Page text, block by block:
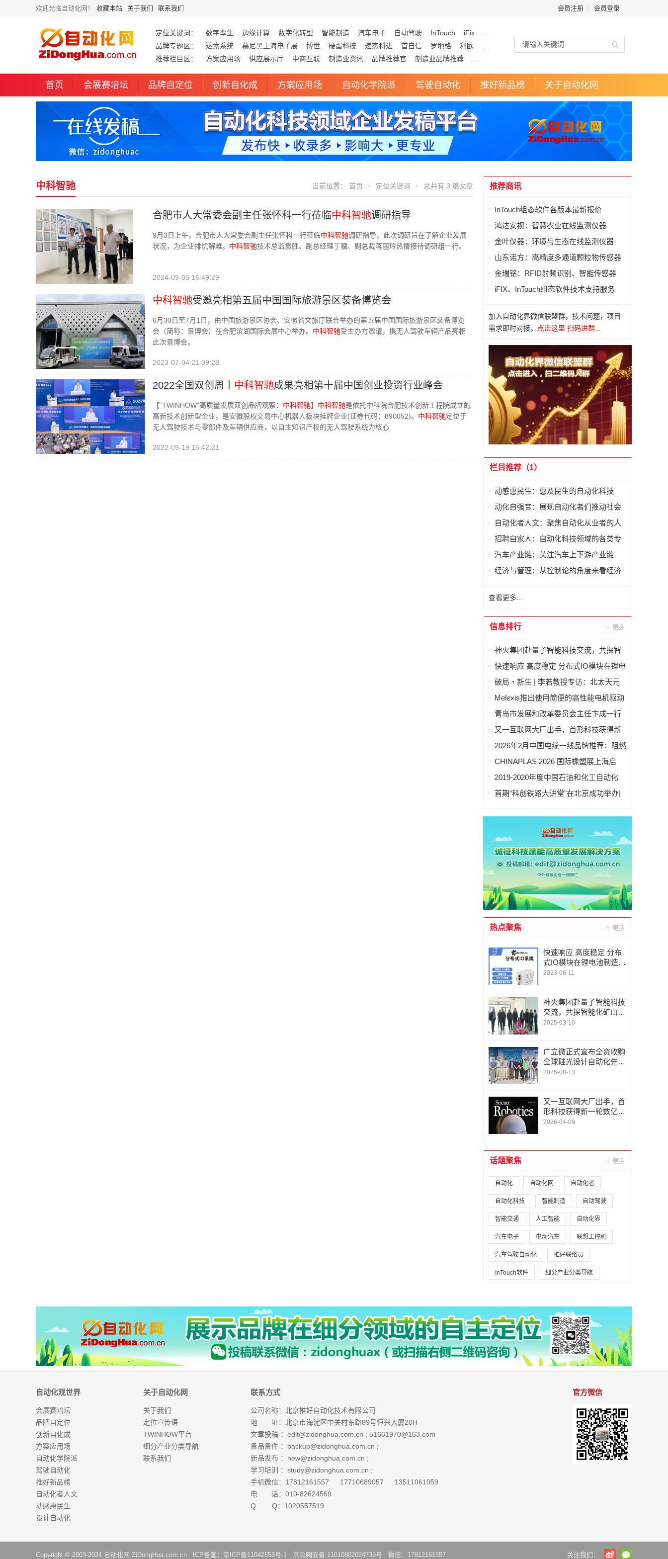
欢迎光临自动化网！ 收藏本站 关于我们 联系我们 会员注册 会员登录
定位关键词： 数字孪生 边缘计算 数字化转型 智能制造 汽车电子 自动驾驶 InTouch iFix
品牌专题区：
达索系统 慕尼黑上海电子展 博世 硬蛋科技 递杰科进 首自信 罗地格 利欧
推荐栏目区：
方案应用场 供应展示厅 中商互联 制造业资讯 品牌推荐官 制造业品牌推荐
首页 会展赛培坛 品牌自定位 创新自化成 方案应用场 自动化学院派 驾驶自动化 推好新品榜 关于自动化网
中科智驰 当前位置： 首页 定位关键词 总共有 3 篇文章
合肥市人大常委会副主任张怀科一行莅临中科智驰调研指导
9月3日上午，合肥市人大常委会副主任张怀科一行莅临中科智驰调研指导，此次调研旨在了解企业发展
状况，为企业排忧解难。 中科智驰技术总监袁胜、副总经理丁骥、副总裁蒋丽玲热情接待调研组一行。
2024-09-05 16:49:29
中科智驰受邀亮相第五届中国国际旅游景区装备博览会
6月30日至7月1日，由中国旅游景区协会、安徽省文旅厅联合举办的第五届中国国际旅游景区装备博览
会（简称：景博会）在合肥滨湖国际会展中心举办。 中科智驰受主办方邀请，携无人驾驶车辆产品亮相
此次景博会。
2023-07-04 21:09:28
2022全国双创周丨 中科智驰成果亮相第十届中国创业投资行业峰会
【“TWINHOW”高质量发展双创品牌观察： 中科智驰】 中科智驰是依托中科院合肥技术创新工程院成立的
高新技术创新型企业，是安徽股权交易中心机器人板块挂牌企业(证券代码：890052)。 中科智驰定位于
无人驾驶技术与零部件及车辆供应商，以自主知识产权的无人驾驶系统为核心
2022-09-19 15:42:21
推荐商讯
InTouch组态软件各版本最新报价
鸿达安视：智慧农业在线监测仪器
金叶仪器：环境与生态在线监测仪器
山东诺方：高精度多通道颗粒物传感器
金瑞铭：RFID射频识别、智能传感器
iFIX、InTouch组态软件技术支持服务
加入自动化界微信联盟群，技术问题，项目
需求即时对接。
点击这里 扫码进群...
栏目推荐（1）
动感惠民生：惠及民生的自动化科技
动化自强音：展现自动化者们推动社会
进步发出的响亮声音
自动化者人文：聚焦自动化从业者的人
文思考
招聘自家人：自动化科技领域的各类专
家及人才需求资讯
汽车产业链：关注汽车上下游产业链
经济与管理：从控制论的角度来看经济
查看更多...
信息排行
神火集团赴量子智能科技交流，共探智
能化矿山新未来
快速响应 高度稳定 分布式IO模块在锂电
池制造的优势揭秘 | 支持Modbus、
EtherCAT、Ethernet/IP、BACnet/IP等多
种协议
破局・新生 | 李若教授专访：北太天元
打破 30 年垄断，国产科学计算软件崛起
Melexis推出使用简便的高性能电机驱动
芯片，助力三相风扇实现快速、免代码
青岛市发展和改革委员会主任卞成一行
到国创中心调研指导
又一互联网大厂出手，首形科技获得新
一轮数亿元A1轮融资｜人脸机器人首次
2026年2月中国电缆一线品牌推荐：阻燃
防火电缆国内一线品牌推荐排名名单
CHINAPLAS 2026 国际橡塑展上海启
幕！5,000余家全球展商共塑智能绿色橡
2019-2020年度中国石油和化工自动化
行业科学技术奖拟授奖公示
首期“科创铁路大讲堂”在北京成功举办|
人工智能驱动新一代技术变革》主题讲
热点聚焦
快速响应 高度稳定 分布
式IO模块在锂电池制造的
优势揭秘 | 支持Modbu
rnet/IP、BACnet/IP等多
种协议
2023-06-11
神火集团赴量子智能科技
交流，共探智能化矿山新
未来
2025-03-10
广立微正式宣布全资收购
全球硅光设计自动化先锋
LUCEDA
2025-08-13
又一互联网大厂出手，首
形科技获得新一轮数亿元
A1轮融资｜人脸机器人首
2026-04-09
话题聚焦
自动化 自动化网 自动化者
自动化科技 智能制造 自动驾驶
智能交通 人工智能 自动化界
汽车电子 电动汽车 联想工控机
汽车驾驶自动化 推好联络员
InTouch软件 细分产业分类导航
自动化观世界
会展赛培坛
品牌自定位
创新自化成
方案应用场
自动化学院派
驾驶自动化
推好新品榜
自动化者人文
动感惠民生
设计自动化
关于自动化网
关于我们
定位宣传语
TWINHOW平台
细分产业分类导航
联系我们
联系方式
公司名称：北京推好自动化技术有限公司
地 址：北京市海淀区中关村东路89号恒兴大厦20H
文章投稿 ： edit@zidonghua.com.cn ; 51661970@163.com
备品备件 ： backup@zidonghua.com.cn ;
新品发布 ： new@zidonghua.com.cn ;
学习培训 ： study@zidonghua.com.cn ;
手机微信：17812161557 17710689057 13511061059
电 话：010-82624569
Q Q：1020557519
官方微信
Copyright © 2003-2024 自动化网 ZiDongHua.com.cn ICP备案： 京ICP备11042658号-1 京公网安备 11010802024739号 微信：17812161557 关注我们：